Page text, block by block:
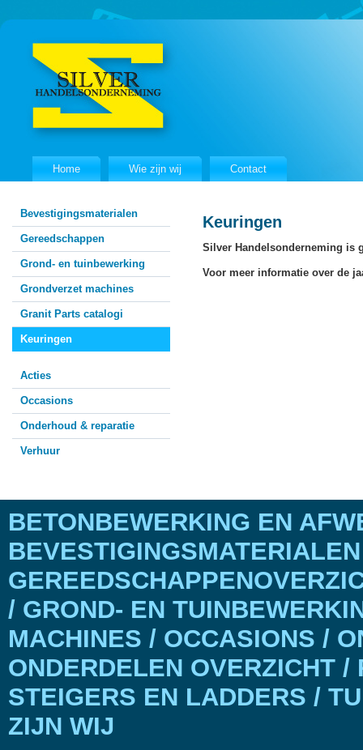
Home Wie zijn wij Contact
Bevestigingsmaterialen
Gereedschappen
Grond- en tuinbewerking
Grondverzet machines
Granit Parts catalogi
Keuringen
Acties
Occasions
Onderhoud & reparatie
Verhuur
Keuringen
Silver Handelsonderneming is
Voor meer informatie over de
BETONBEWERKING EN
/ GROND- EN
MACHINES / OCCASIONS /
ONDERDELEN OVERZICHT
STEIGERS EN LADDERS /
ZIJN WIJ